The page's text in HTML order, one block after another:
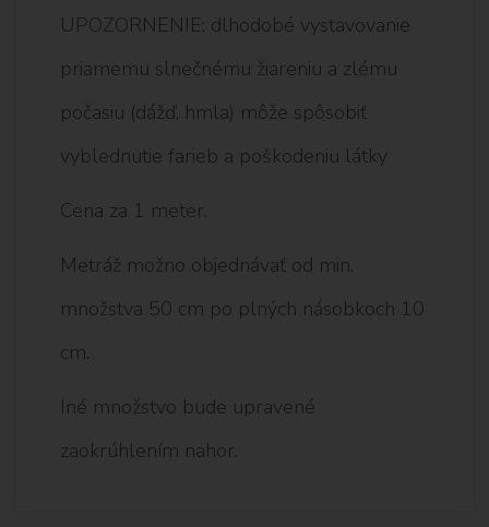
UPOZORNENIE: dlhodobé vystavovanie
priamemu slnečnému žiareniu a zlému
počasiu (dážď, hmla) môže spôsobiť
vyblednutie farieb a poškodeniu látky
Cena za 1 meter.
Metráž možno objednávať od min.
množstva 50 cm po plných násobkoch 10
cm.
Iné množstvo bude upravené
zaokrúhlením nahor.